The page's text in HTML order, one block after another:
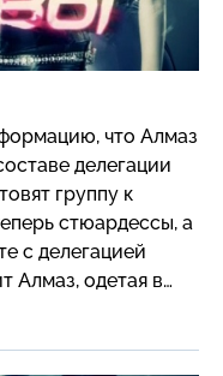
делегации
группу к
стюардессы, а
Алмаз, одетая в
объявляют о